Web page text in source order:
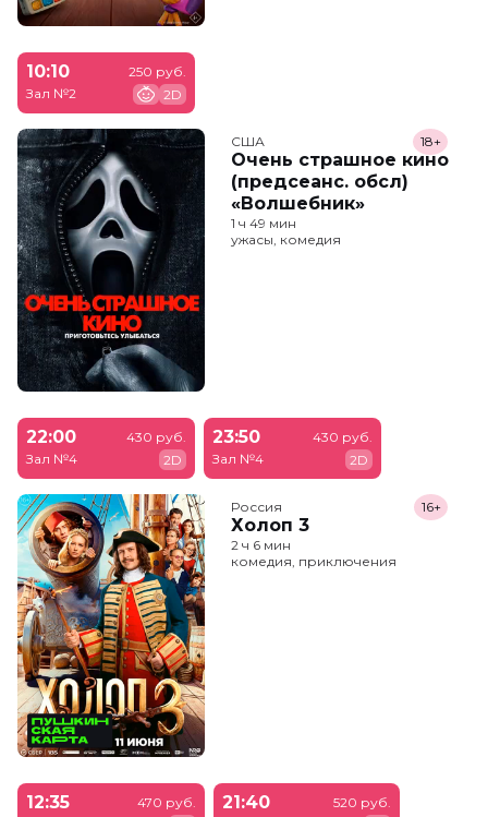
10:10
Зал №2
250 руб.
2D
США
Очень страшное кино
(предсеанс. обсл)
«Волшебник»
18+
1 ч 49 мин
ужасы, комедия
22:00
Зал №4
430 руб.
2D
23:50
Зал №4
430 руб.
2D
Россия
Холоп 3
16+
2 ч 6 мин
комедия, приключения
12:35
470 руб.
21:40
520 руб.